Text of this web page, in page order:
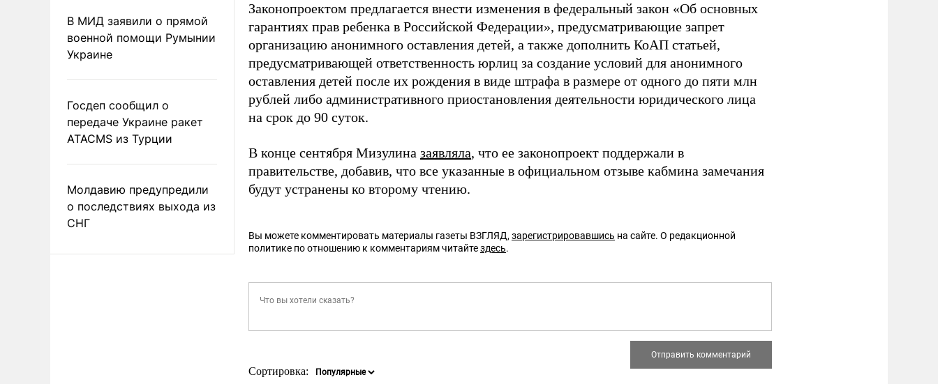
В МИД заявили о прямой
военной помощи Румынии
Украине
Госдеп сообщил о
передаче Украине ракет
ATACMS из Турции
Молдавию предупредили
о последствиях выхода из
СНГ
Законопроектом предлагается внести изменения в федеральный закон «Об основных
гарантиях прав ребенка в Российской Федерации», предусматривающие запрет
организацию анонимного оставления детей, а также дополнить КоАП статьей,
предусматривающей ответственность юрлиц за создание условий для анонимного
оставления детей после их рождения в виде штрафа в размере от одного до пяти млн
рублей либо административного приостановления деятельности юридического лица
на срок до 90 суток.
В конце сентября Мизулина заявляла, что ее законопроект поддержали в
правительстве, добавив, что все указанные в официальном отзыве кабмина замечания
будут устранены ко второму чтению.
Вы можете комментировать материалы газеты ВЗГЛЯД, зарегистрировавшись на сайте. О редакционной
политике по отношению к комментариям читайтездесь.
Сортировка: